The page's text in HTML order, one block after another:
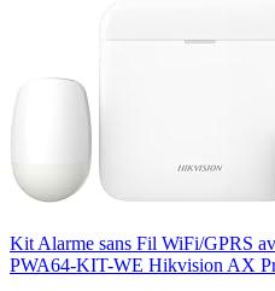
Kit Alarme sans Fil WiFi/GPRS
PWA64-KIT-WE Hikvision AX